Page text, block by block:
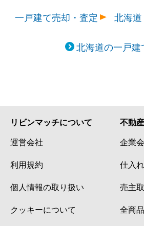
一戸建て売却・査定
北海道
北海道の一戸
リビンマッチについて
運営会社
利用規約
個人情報の取り扱い
クッキーについて
不動
企業
仕入
売主
全商